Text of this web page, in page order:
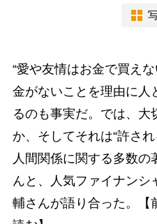
“愛や友情はお金で買え
金がないことを理由に人
るのも事実だ。では、大
か、そしてそれは“許さ
人間関係に関する多数の
んと、人気ファイナンシ
輔さんが語り合った。【